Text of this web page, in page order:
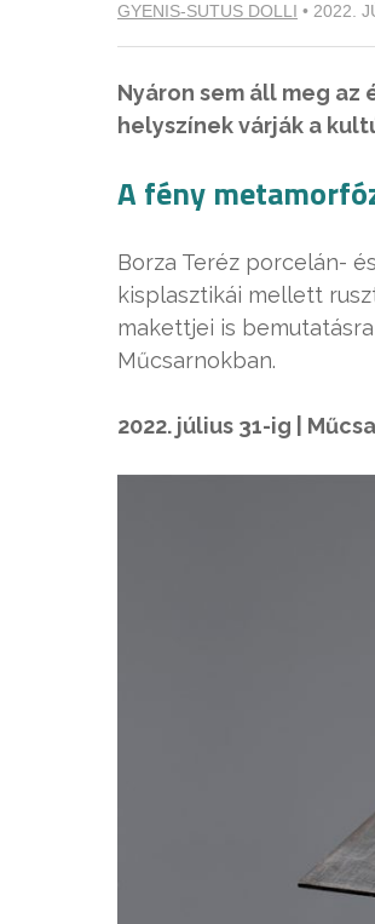
GYENIS-SUTUS DOLLI • 2022.
Nyáron sem áll meg
helyszínek várják a
A fény
Borza Teréz porcelán-
kisplasztikái mellett
makettjei is
Műcsarnokban.
2022. július 31-ig |